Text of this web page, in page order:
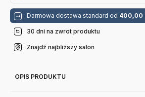
Darmowa dostawa standard od 400,00
30 dni na zwrot produktu
Znajdź najbliższy salon
OPIS PRODUKTU